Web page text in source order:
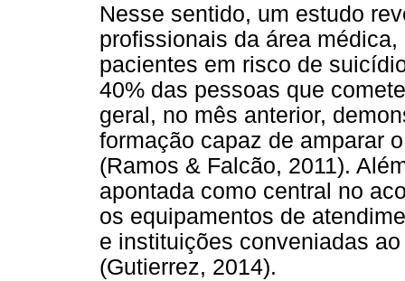
Nesse sentido, um estudo
profissionais da área
pacientes em risco de
40% das pessoas que
geral, no mês anterior,
formação capaz de amparar
(Ramos & Falcão, 2011).
apontada como central no
os equipamentos de
e instituições conveniadas
(Gutierrez, 2014).